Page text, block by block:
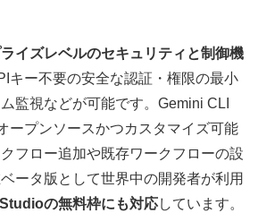
イズレベルのセキュリティと制御機
キー不要の安全な認証・権限の最小
監視などが可能です。Gemini CLI
ープンソースかつカスタマイズ可能
フロー追加や既存ワークフローの設
ータ版として世界中の開発者が利用
の無料枠にも対応しています。